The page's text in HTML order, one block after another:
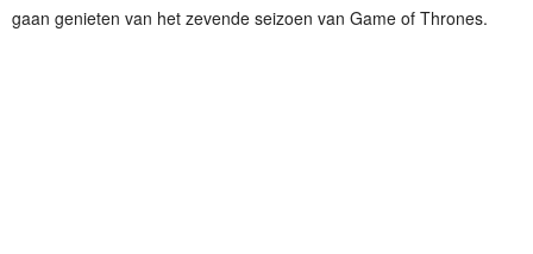
gaan genieten van het zevende seizoen van Game of Thrones.